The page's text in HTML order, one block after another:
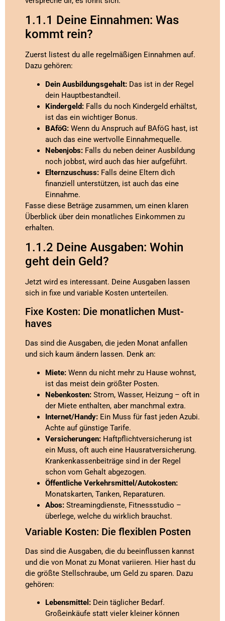
1.1.1 Deine Einnahmen: Was
kommt rein?
Zuerst listest du alle regelmäßigen Einnahmen auf.
Dazu gehören:
Dein Ausbildungsgehalt: Das ist in der Regel
dein Hauptbestandteil.
Kindergeld: Falls du noch Kindergeld erhältst,
ist das ein wichtiger Bonus.
BAföG: Wenn du Anspruch auf BAföG hast, ist
auch das eine wertvolle Einnahmequelle.
Nebenjobs: Falls du neben deiner Ausbildung
noch jobbst, wird auch das hier aufgeführt.
Elternzuschuss: Falls deine Eltern dich
finanziell unterstützen, ist auch das eine
Einnahme.
Fasse diese Beträge zusammen, um einen klaren
Überblick über dein monatliches Einkommen zu
erhalten.
1.1.2 Deine Ausgaben: Wohin
geht dein Geld?
Jetzt wird es interessant. Deine Ausgaben lassen
sich in fixe und variable Kosten unterteilen.
Fixe Kosten: Die monatlichen Must-
haves
Das sind die Ausgaben, die jeden Monat anfallen
und sich kaum ändern lassen. Denk an:
Miete: Wenn du nicht mehr zu Hause wohnst,
ist das meist dein größter Posten.
Nebenkosten: Strom, Wasser, Heizung – oft in
der Miete enthalten, aber manchmal extra.
Internet/Handy: Ein Muss für fast jeden Azubi.
Achte auf günstige Tarife.
Versicherungen: Haftpflichtversicherung ist
ein Muss, oft auch eine Hausratversicherung.
Krankenkassenbeiträge sind in der Regel
schon vom Gehalt abgezogen.
Öffentliche Verkehrsmittel/Autokosten:
Monatskarten, Tanken, Reparaturen.
Abos: Streamingdienste, Fitnessstudio –
überlege, welche du wirklich brauchst.
Variable Kosten: Die flexiblen Posten
Das sind die Ausgaben, die du beeinflussen kannst
und die von Monat zu Monat variieren. Hier hast du
die größte Stellschraube, um Geld zu sparen. Dazu
gehören:
Lebensmittel: Dein täglicher Bedarf.
Großeinkäufe statt vieler kleiner können